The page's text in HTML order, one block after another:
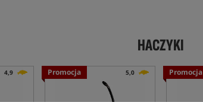
HACZYKI
4,9 Promocja 5,0 Promocja